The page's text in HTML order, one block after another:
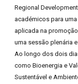
Regional
académicos para
aplicada na
uma sessão plenária
Ao longo dos dois
como Bioenergia e
Sustentável e